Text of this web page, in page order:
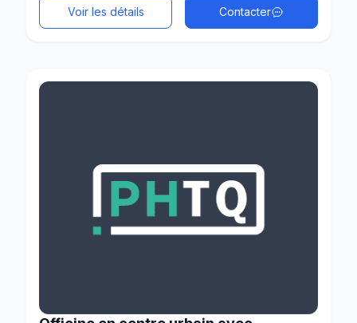
Voir les détails Contacter